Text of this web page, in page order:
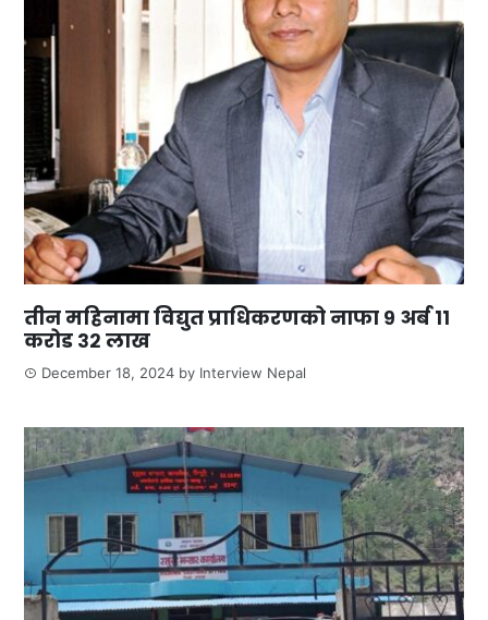
तीन महिनामा विद्युत प्राधिकरणको नाफा ९ अर्ब ११
करोड ३२ लाख
December 18, 2024 by Interview Nepal